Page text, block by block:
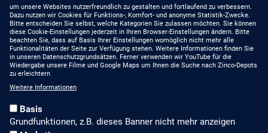
YouTube
Linkedin
MIT UNS AUF DEM
NEUESTEN STAND
Produkte
Stellenangebote
um unsere Websites nutzerfreundlich zu gestalten und fortlaufend zu verbessern.
Dazu nutzen wir Cookies für Funktions-, Komfort- und anonyme Statistik-Zwecke.
Bitte entscheiden Sie selbst, welche Kategorien Sie zulassen möchten. Sie können
diese Cookie-Einstellungen jederzeit in Ihren Browser-Einstellungen ändern. Bitte
beachten Sie, dass auf Basis Ihrer Einstellungen womöglich nicht mehr alle
Funktionalitäten der Seite zur Verfügung stehen. Weitere Informationen finden Sie
in unseren Datenschutzgrundsätzen. Ferner verwenden wir YouTube für die
Wiedergabe unsere Filme und Google Maps um Ihnen die Suche nach Zinco-Depots
zu erleichtern
Weitere Informationen
Basis
Grundfunktionen, z.B. dieses Banner nicht mehr anzeigen